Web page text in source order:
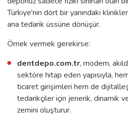
Türkiye'nin dört bir yanındaki
ana tedarik üssüne dönüşür.
Örnek vermek gerekirse:
dentdepo.com.tr, modern,
sektöre hitap eden yapısıyla,
ticaret girişimleri hem de
tedarikçiler için jenerik, dinamik
zemini oluşturur.